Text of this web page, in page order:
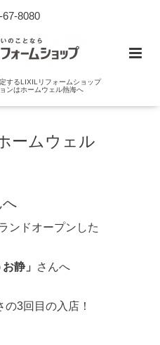
67-8080
するLIXILリフォームショップ
ンはホームウェル熱海へ
ームウェル
ンドオープンした
静」 さんへ
3回目の入店！